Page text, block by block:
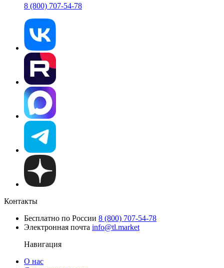
8 (800) 707-54-78
Контакты
Бесплатно по России 8 (800) 707-54-78
Электронная почта info@tl.market
Навигация
О нас